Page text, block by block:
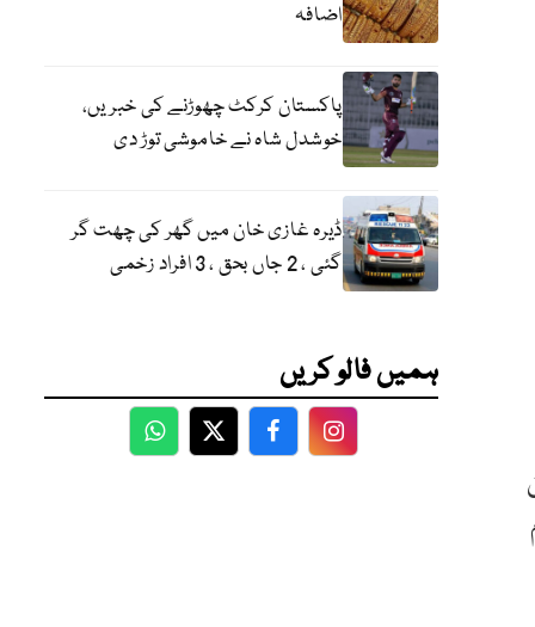
اضافہ
پاکستان کرکٹ چھوڑنے کی خبریں،
خوشدل شاہ نے خاموشی توڑ دی
ڈیرہ غازی خان میں گھر کی چھت گر
گئی ، 2 جاں بحق ، 3 افراد زخمی
ہمیں فالو کریں
WhatsApp
TwitterFacebookFacebook